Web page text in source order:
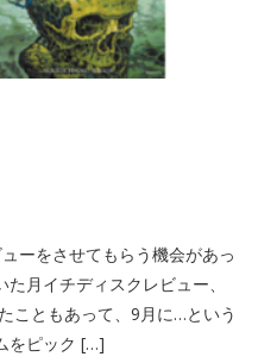
ーをさせてもらう機会があっ
月イチディスクレビュー、
こともあって、9月に…という
をピック […]